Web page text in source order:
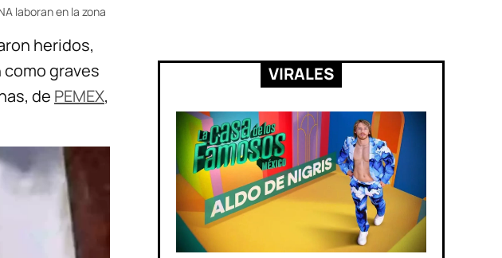
laboran en la zona
heridos,
graves
de PEMEX,
VIRALES